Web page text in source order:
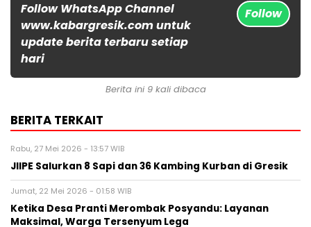
Follow WhatsApp Channel
www.kabargresik.com untuk
update berita terbaru setiap
hari
Follow
Berita ini 9 kali dibaca
BERITA TERKAIT
Rabu, 27 Mei 2026 - 13:57 WIB
JIIPE Salurkan 8 Sapi dan 36 Kambing Kurban di Gresik
Jumat, 22 Mei 2026 - 01:58 WIB
Ketika Desa Pranti Merombak Posyandu: Layanan
Maksimal, Warga Tersenyum Lega